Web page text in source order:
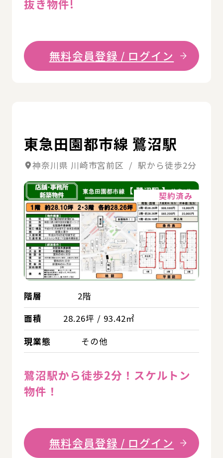
抜き物件!
無料会員登録 / ログイン
東急田園都市線 鷺沼駅
神奈川県 川崎市宮前区 / 駅から徒歩2分
契約済み
階層
2階
面積
28.26坪 / 93.42㎡
現業態
その他
鷺沼駅から徒歩2分！スケルトン
物件！
無料会員登録 / ログイン